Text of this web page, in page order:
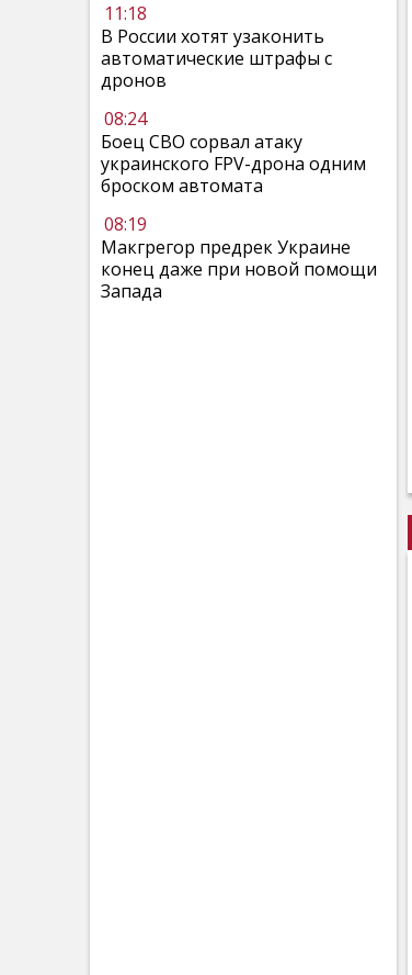
11:18
В России хотят узаконить
автоматические штрафы с
дронов
08:24
Боец СВО сорвал атаку
украинского FPV-дрона одним
броском автомата
08:19
Макгрегор предрек Украине
конец даже при новой помощи
Запада